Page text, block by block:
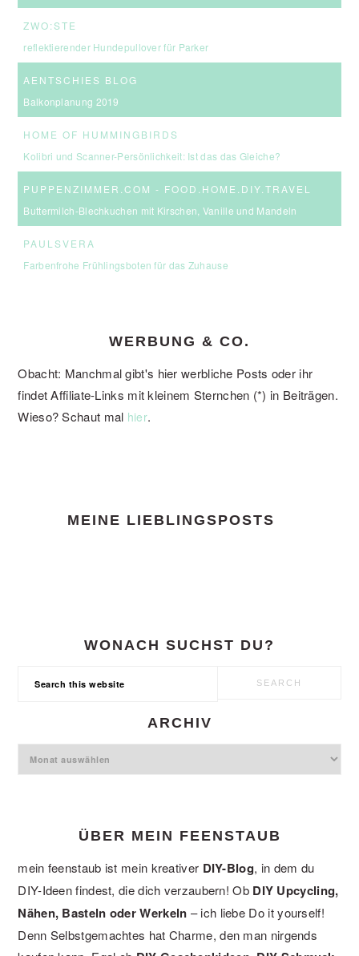
ZWO:STE
reflektierender Hundepullover für Parker
AENTSCHIES BLOG
Balkonplanung 2019
HOME OF HUMMINGBIRDS
Kolibri und Scanner-Persönlichkeit: Ist das das Gleiche?
PUPPENZIMMER.COM - FOOD.HOME.DIY.TRAVEL
Buttermilch-Blechkuchen mit Kirschen, Vanille und Mandeln
PAULSVERA
Farbenfrohe Frühlingsboten für das Zuhause
WERBUNG & CO.
Obacht: Manchmal gibt's hier werbliche Posts oder ihr
findet Affiliate-Links mit kleinem Sternchen (*) in Beiträgen.
Wieso? Schaut mal hier.
MEINE LIEBLINGSPOSTS
WONACH SUCHST DU?
ARCHIV
Archiv
ÜBER MEIN FEENSTAUB
mein feenstaub ist mein kreativer DIY-Blog, in dem du
DIY-Ideen findest, die dich verzaubern! Ob DIY Upcycling,
Nähen, Basteln oder Werkeln – ich liebe Do it yourself!
Denn Selbstgemachtes hat Charme, den man nirgends